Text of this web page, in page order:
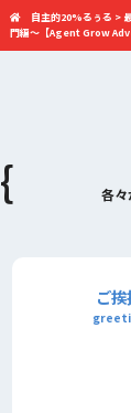
各々
自主的20%るぅる >
門編～【Agent Grow
ご